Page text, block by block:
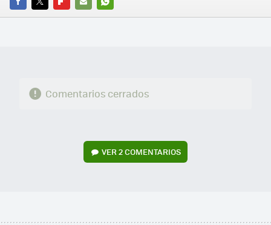
FACEBOOK
TWITTERFLIPBOARD
E-
WHATSAPP
Comentarios cerrados
VER2 COMENTARIOS